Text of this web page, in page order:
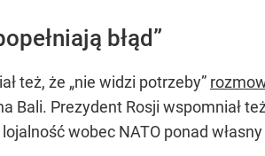
błąd”
też, że „nie widzi potrzeby”
Bali. Prezydent Rosji wspomniał
wobec NATO ponad